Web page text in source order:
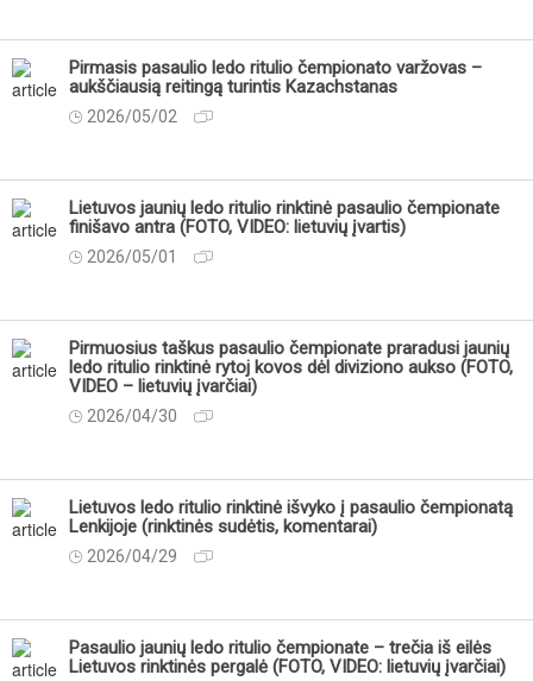
Pirmasis pasaulio ledo ritulio čempionato varžovas –
aukščiausią reitingą turintis Kazachstanas
2026/05/02
Lietuvos jaunių ledo ritulio rinktinė pasaulio čempionate
finišavo antra (FOTO, VIDEO: lietuvių įvartis)
2026/05/01
Pirmuosius taškus pasaulio čempionate praradusi jaunių
ledo ritulio rinktinė rytoj kovos dėl diviziono aukso (FOTO,
VIDEO – lietuvių įvarčiai)
2026/04/30
Lietuvos ledo ritulio rinktinė išvyko į pasaulio čempionatą
Lenkijoje (rinktinės sudėtis, komentarai)
2026/04/29
Pasaulio jaunių ledo ritulio čempionate – trečia iš eilės
Lietuvos rinktinės pergalė (FOTO, VIDEO: lietuvių įvarčiai)